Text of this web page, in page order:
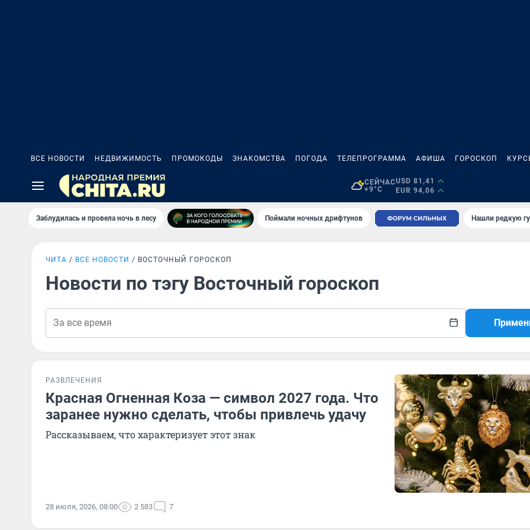
ВСЕ НОВОСТИ НЕДВИЖИМОСТЬ ПРОМОКОДЫ ЗНАКОМСТВА ПОГОДА ТЕЛЕПРОГРАММА АФИША ГОРОСКОП
СЕЙЧАС
+9°C
USD 81,41
EUR 94,06
Заблудилась и провела ночь в лесу Поймали ночных дрифтунов Нашли редкую
ЧИТА ВСЕ НОВОСТИ ВОСТОЧНЫЙ ГОРОСКОП
Новости по тэгу Восточный гороскоп
РАЗВЛЕЧЕНИЯ
Красная Огненная Коза — символ 2027 года. Что
заранее нужно сделать, чтобы привлечь удачу
Рассказываем, что характеризует этот знак
28 июля, 2026, 08:00 2 583 7